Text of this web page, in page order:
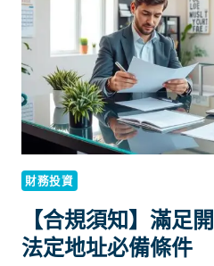
網、
去
水
位
及
散
熱
位
如
何
定
財務投資
【合規須知】滿足
法定地址必備條件